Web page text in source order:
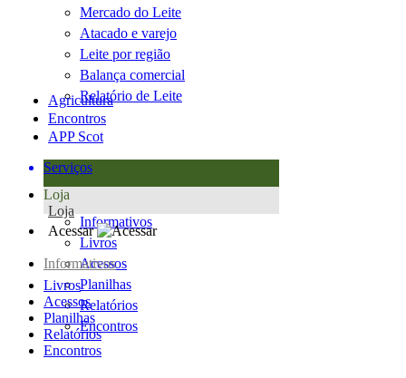
Mercado do Leite
Atacado e varejo
Leite por região
Balança comercial
Relatório de Leite
Agricultura
Encontros
APP Scot
Serviços
Loja
Loja
Informativos
Livros
Acessos
Planilhas
Relatórios
Encontros
Acessar
Informativos
Livros
Acessos
Planilhas
Relatórios
Encontros